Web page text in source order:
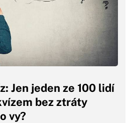
Jen jeden ze 100 lidí
bez ztráty
vy?